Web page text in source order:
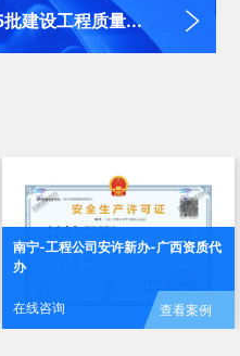
建设工程质量...
南宁-工程公司安许新办-广西资质代
办
在线咨询 查看案例